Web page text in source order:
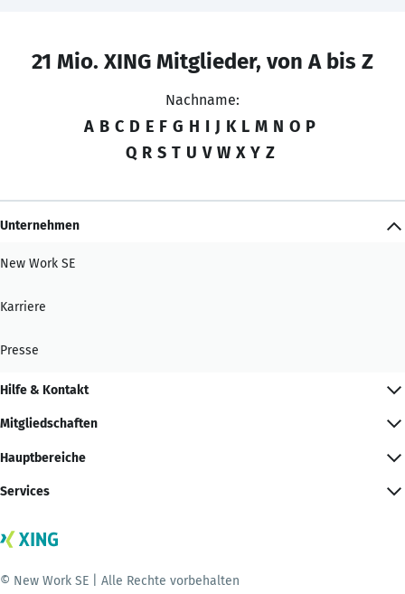
21 Mio. XING Mitglieder, von A bis Z
Nachname:
A B C D E F G H I J K L M N O P
Q R S T U V W X Y Z
Unternehmen
New Work SE
Karriere
Presse
Hilfe & Kontakt
Mitgliedschaften
Hauptbereiche
Services
© New Work SE | Alle Rechte vorbehalten